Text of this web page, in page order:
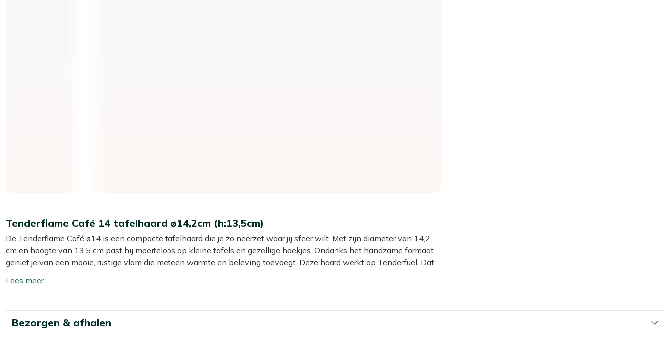
Tenderflame Café 14 tafelhaard ø14,2cm (h:13,5cm)
De Tenderflame Café ø14 is een compacte tafelhaard die je zo neerzet waar jij sfeer wilt. Met zijn diameter van 14,2
cm en hoogte van 13,5 cm past hij moeiteloos op kleine tafels en gezellige hoekjes. Ondanks het handzame formaat
geniet je van een mooie, rustige vlam die meteen warmte en beleving toevoegt. Deze haard werkt op Tenderfuel. Dat
gebruik dan bio ethanol of lampenolie. Schoon, rustig en klaar voor een knusse avond.
Belangrijkste voordelen
Warmteafgifte: 500 watt, goed voor een aangename, lokale warmte rondom de haard en een sfeervol gloedlicht
Toon/verberg
Bezorgen & afhalen